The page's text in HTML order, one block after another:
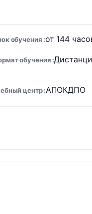
обучения от 144
обучения
центр АПОКДПО